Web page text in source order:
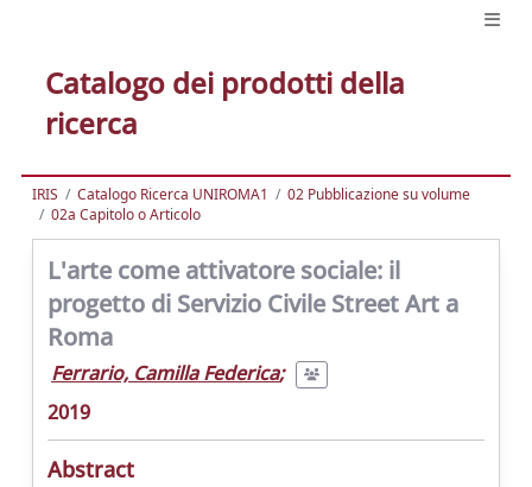
Catalogo dei prodotti della
ricerca
IRIS Catalogo Ricerca UNIROMA1
02 Pubblicazione su volume
02a Capitolo o Articolo
L'arte come attivatore sociale: il
progetto di Servizio Civile Street Art a
Roma
Ferrario, Camilla Federica;
2019
Abstract